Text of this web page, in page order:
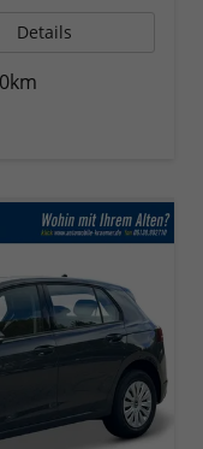
Details